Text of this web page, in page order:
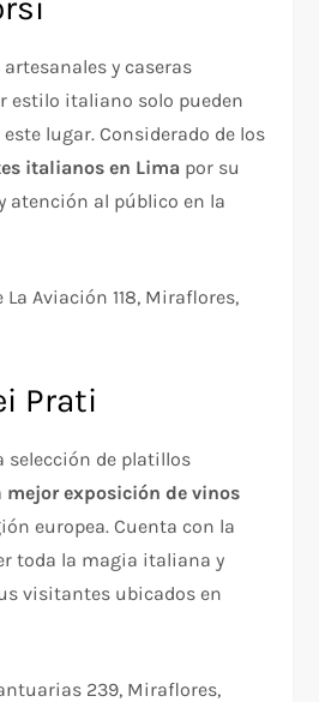
y caseras
estilo italiano solo pueden
lugar. Considerado de los
italianos en Lima por su
atención al público en la
La Aviación 118, Miraflores,
Prati
selección de platillos
mejor exposición de vinos
europea. Cuenta con la
toda la magia italiana y
visitantes ubicados en
239, Miraflores,